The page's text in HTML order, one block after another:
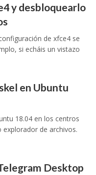
y desbloquearlo
de xfce4 se
si echáis un vistazo
en Ubuntu
18.04 en los centros
de archivos.
Desktop